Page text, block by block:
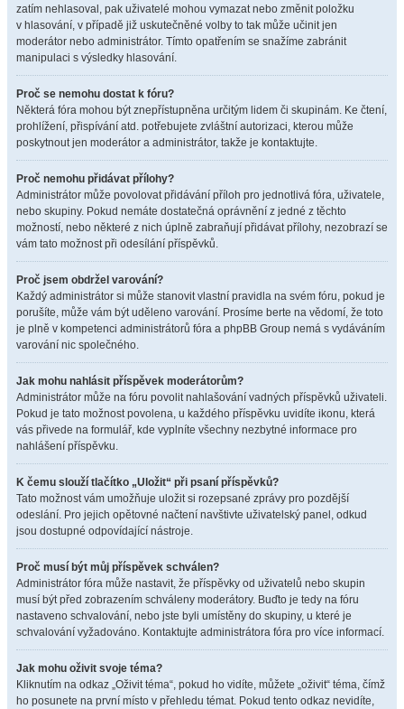
zatím nehlasoval, pak uživatelé mohou vymazat nebo změnit položku
v hlasování, v případě již uskutečněné volby to tak může učinit jen
moderátor nebo administrátor. Tímto opatřením se snažíme zabránit
manipulaci s výsledky hlasování.
Proč se nemohu dostat k fóru?
Některá fóra mohou být znepřístupněna určitým lidem či skupinám. Ke čtení,
prohlížení, přispívání atd. potřebujete zvláštní autorizaci, kterou může
poskytnout jen moderátor a administrátor, takže je kontaktujte.
Proč nemohu přidávat přílohy?
Administrátor může povolovat přidávání příloh pro jednotlivá fóra, uživatele,
nebo skupiny. Pokud nemáte dostatečná oprávnění z jedné z těchto
možností, nebo některé z nich úplně zabraňují přidávat přílohy, nezobrazí se
vám tato možnost při odesílání příspěvků.
Proč jsem obdržel varování?
Každý administrátor si může stanovit vlastní pravidla na svém fóru, pokud je
porušíte, může vám být uděleno varování. Prosíme berte na vědomí, že toto
je plně v kompetenci administrátorů fóra a phpBB Group nemá s vydáváním
varování nic společného.
Jak mohu nahlásit příspěvek moderátorům?
Administrátor může na fóru povolit nahlašování vadných příspěvků uživateli.
Pokud je tato možnost povolena, u každého příspěvku uvidíte ikonu, která
vás přivede na formulář, kde vyplníte všechny nezbytné informace pro
nahlášení příspěvku.
K čemu slouží tlačítko „Uložit“ při psaní příspěvků?
Tato možnost vám umožňuje uložit si rozepsané zprávy pro pozdější
odeslání. Pro jejich opětovné načtení navštivte uživatelský panel, odkud
jsou dostupné odpovídající nástroje.
Proč musí být můj příspěvek schválen?
Administrátor fóra může nastavit, že příspěvky od uživatelů nebo skupin
musí být před zobrazením schváleny moderátory. Buďto je tedy na fóru
nastaveno schvalování, nebo jste byli umístěny do skupiny, u které je
schvalování vyžadováno. Kontaktujte administrátora fóra pro více informací.
Jak mohu oživit svoje téma?
Kliknutím na odkaz „Oživit téma“, pokud ho vidíte, můžete „oživit“ téma, čímž
ho posunete na první místo v přehledu témat. Pokud tento odkaz nevidíte,